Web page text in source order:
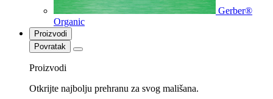
Gerber®
Organic
Proizvodi
Povratak
Proizvodi
Otkrijte najbolju prehranu za svog mališana.